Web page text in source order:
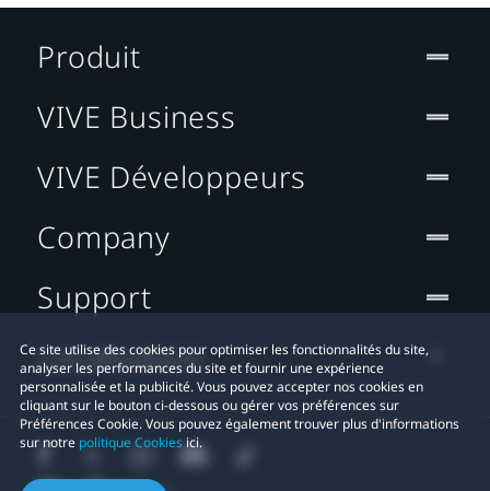
Ce site utilise des cookies pour optimiser les fonctionnalités du site,
analyser les performances du site et fournir une expérience
personnalisée et la publicité. Vous pouvez accepter nos cookies en
cliquant sur le bouton ci-dessous ou gérer vos préférences sur
Préférences Cookie. Vous pouvez également trouver plus d'informations
sur notre politique Cookiesici.
Produit
VIVE Business
VIVE Développeurs
Company
Support
Localisation